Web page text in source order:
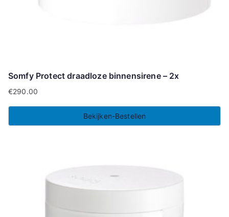
Somfy Protect draadloze binnensirene – 2x
€290.00
Bekijken-Bestellen